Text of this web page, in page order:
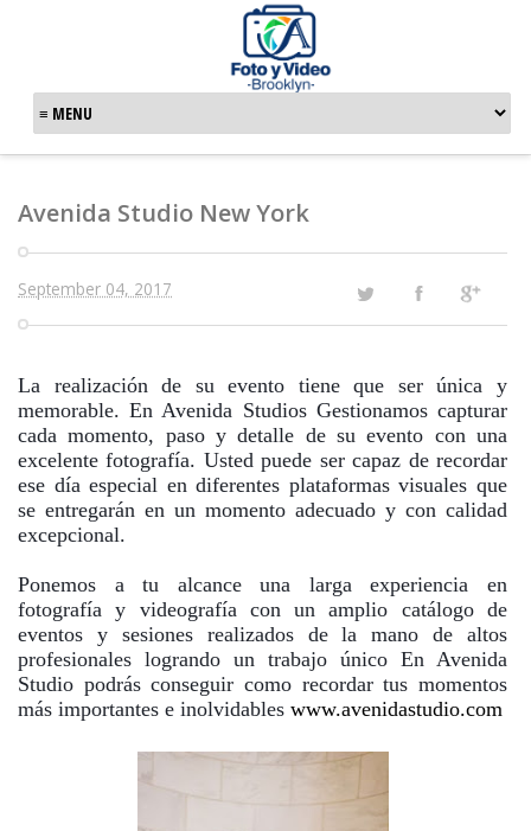
Avenida Studio New York
September 04, 2017
La realización de su evento tiene que ser única y
memorable. En Avenida Studios Gestionamos capturar
cada momento, paso y detalle de su evento con una
excelente fotografía. Usted puede ser capaz de recordar
ese día especial en diferentes plataformas visuales que
se entregarán en un momento adecuado y con calidad
excepcional.
Ponemos a tu alcance una larga experiencia en
fotografía y videografía con un amplio catálogo de
eventos y sesiones realizados de la mano de altos
profesionales logrando un trabajo único En Avenida
Studio podrás conseguir como recordar tus momentos
más importantes e inolvidables www.avenidastudio.com